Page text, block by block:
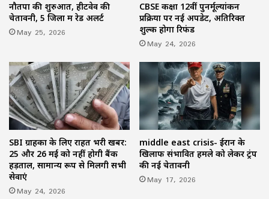
नौतपा की शुरुआत, हीटवेव की
चेतावनी, 5 जिलों में रेड अलर्ट
May 25, 2026
CBSE कक्षा 12वीं पुनर्मूल्यांकन
प्रक्रिया पर नई अपडेट, अतिरिक्त
शुल्क होगा रिफंड
May 24, 2026
SBI ग्राहकों के लिए राहत भरी खबर:
25 और 26 मई को नहीं होगी बैंक
हड़ताल, सामान्य रूप से मिलेंगी सभी
सेवाएं
May 24, 2026
middle east crisis- ईरान के
खिलाफ संभावित हमले को लेकर ट्रंप
की नई चेतावनी
May 17, 2026